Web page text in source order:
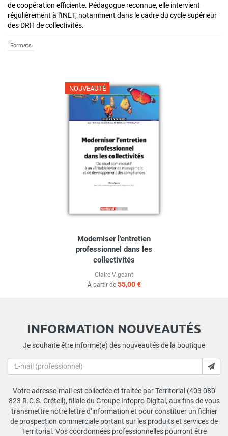
de coopération efficiente. Pédagogue reconnue, elle intervient
régulièrement à l'INET, notamment dans le cadre du cycle supérieur
des DRH de collectivités.
Formats
NOUVEAUTÉ
Moderniser l'entretien
professionnel dans les
collectivités
Claire Vigeant
À partir de 55,00 €
INFORMATION NOUVEAUTÉS
Je souhaite être informé(e) des nouveautés de la boutique
Votre adresse-mail est collectée et traitée par Territorial (403 080
823 R.C.S. Créteil), filiale du Groupe Infopro Digital, aux fins de vous
transmettre notre lettre d’information et pour constituer un fichier
de prospection commerciale portant sur les produits et services de
Territorial. Vos coordonnées professionnelles pourront être